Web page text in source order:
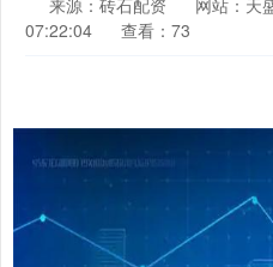
来源：砖石配资 网站：天
07:22:04
查看：73